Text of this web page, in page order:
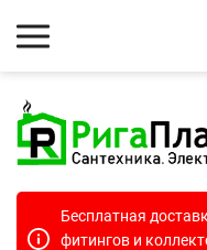
Бесплатная
фитингов и